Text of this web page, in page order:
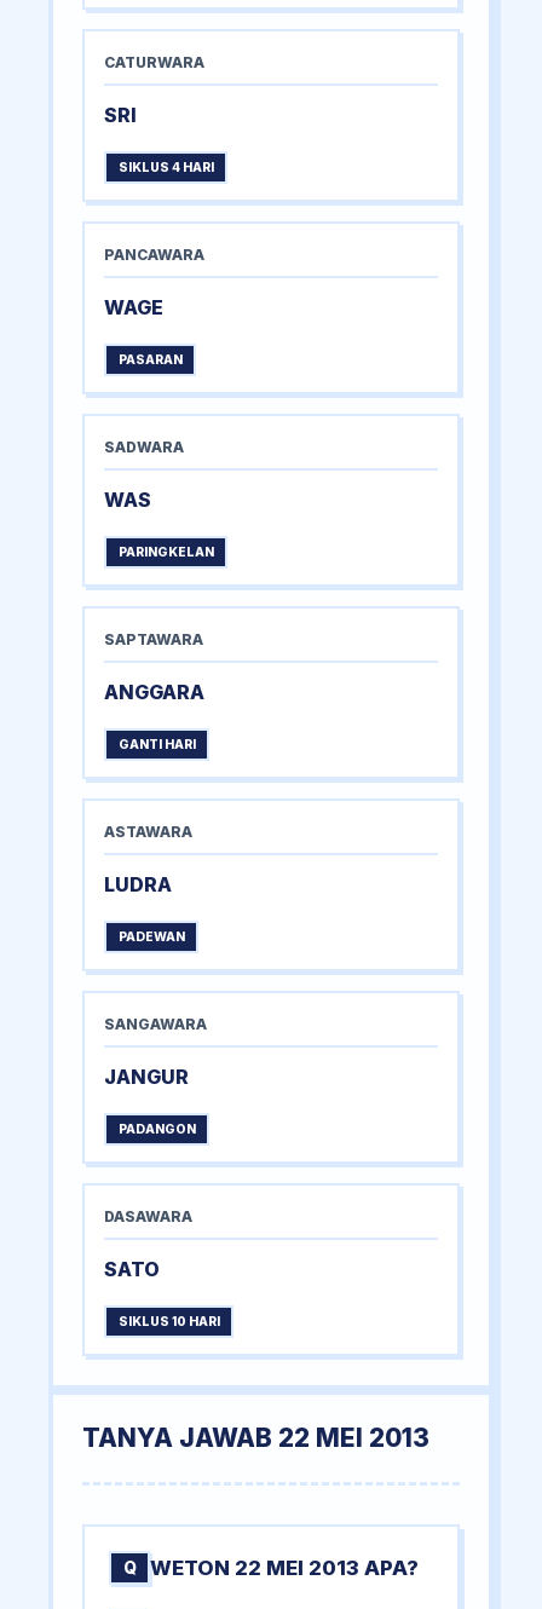
CATURWARA
SRI
SIKLUS 4 HARI
PANCAWARA
WAGE
PASARAN
SADWARA
WAS
PARINGKELAN
SAPTAWARA
ANGGARA
GANTI HARI
ASTAWARA
LUDRA
PADEWAN
SANGAWARA
JANGUR
PADANGON
DASAWARA
SATO
SIKLUS 10 HARI
TANYA JAWAB 22 MEI 2013
Q WETON 22 MEI 2013 APA?